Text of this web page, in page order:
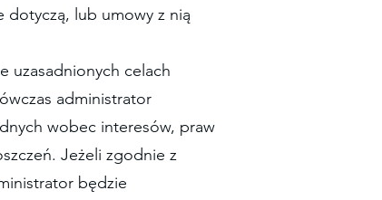
lub umowy z nią
uzasadnionych celach
administrator
wobec interesów, praw
Jeżeli zgodnie z
będzie